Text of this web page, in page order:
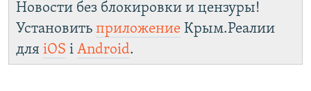
Новости без блокировки и цензуры!
Установить приложение Крым.Реалии
для iOS і Android.